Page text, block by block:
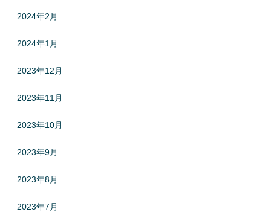
2024年2月
2024年1月
2023年12月
2023年11月
2023年10月
2023年9月
2023年8月
2023年7月